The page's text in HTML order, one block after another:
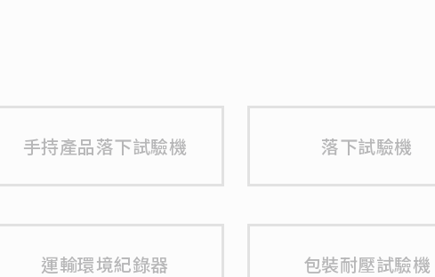
手持產品落下試驗機 落下試驗機
運輸環境紀錄器 包裝耐壓試驗機